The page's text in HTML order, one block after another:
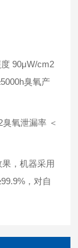
90μW/cm2
臭氧产
氧泄漏率 ＜
，机器采用
，对自